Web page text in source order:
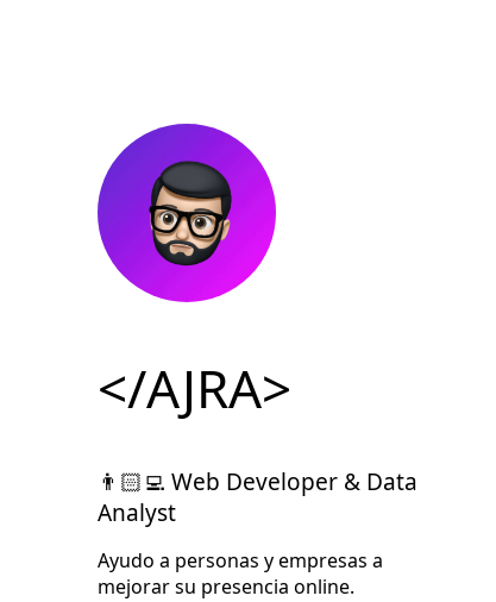
</AJRA>
👨🏻‍💻 Web Developer & Data
Analyst
Ayudo a personas y empresas a
mejorar su presencia online.